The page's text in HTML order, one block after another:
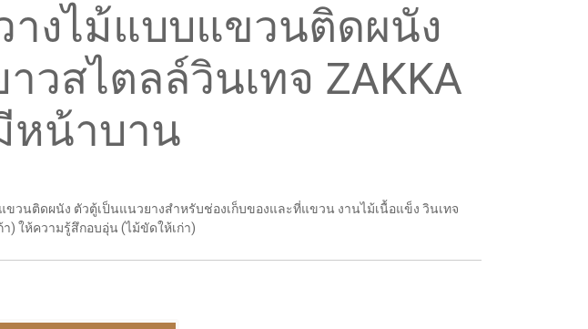
างไม้แบบแขวนติดผนัง
วสไตลล์วินเทจ ZAKKA
หน้าบาน
วนติดผนัง ตัวตู้เป็นแนวยางสำหรับช่องเก็บของและที่แขวน งานไม้เนื้อแข็ง วินเทจ
) ให้ความรู้สึกอบอุ่น (ไม้ขัดให้เก่า)